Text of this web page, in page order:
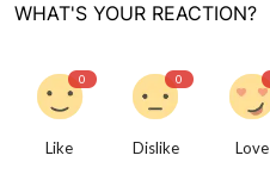
WHAT'S YOUR REACTION?
0
Like
0
Dislike Love